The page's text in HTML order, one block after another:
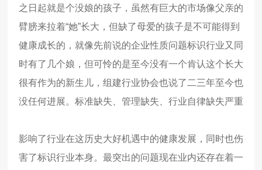
之日起就是个没娘的孩子，虽然有巨大的市场像父亲的
臂膀来拉着“她”长大，但缺了母爱的孩子是不可能得到
健康成长的，就像先前说的企业性质问题标识行业又同
时有了几个娘，但可怜的是至今没有一个肯认这个长大
很有作为的新生儿，组建行业协会也说了二三年至今也
没任何进展。 标准缺失、管理缺失、行业自律缺失严重
影响了行业在这历史大好机遇中的健康发展，同时也伤
害了标识行业本身。最突出的问题现在业内还存在着一